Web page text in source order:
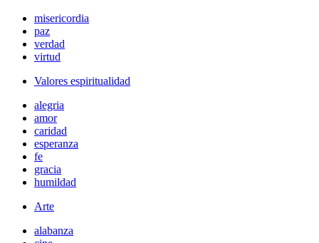
misericordia
paz
verdad
virtud
Valores espiritualidad
alegria
amor
caridad
esperanza
fe
gracia
humildad
Arte
alabanza